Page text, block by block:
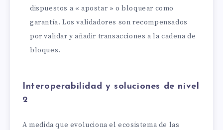
dispuestos a « apostar » o bloquear como
garantía. Los validadores son recompensados
por validar y añadir transacciones a la cadena de
bloques.
Interoperabilidad y soluciones de nivel
2
A medida que evoluciona el ecosistema de las